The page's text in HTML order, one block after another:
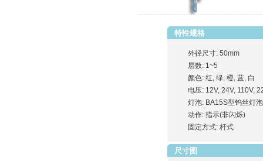
特性规格
外径尺寸: 50mm
层数: 1~5
颜色: 红, 绿, 橙, 蓝, 白
电压: 12V, 24V, 110V,
灯泡: BA15S型钨丝灯
动作: 指示(非闪烁)
固定方式: 杆式
尺寸图